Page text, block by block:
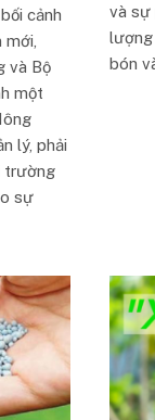
cảnh
và Bộ
một
lý, phải
trường
sự
và sự
lượng
bón